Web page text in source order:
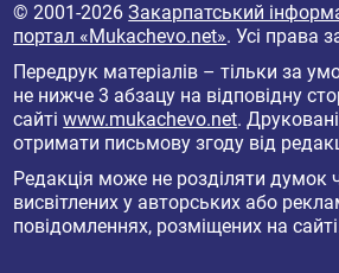
© 2001-2026Закарпатський
портал «Mukachevo.net». Усі права
Передрук матеріалів – тільки за
не нижче 3 абзацу на відповідну
сайтіwww.mukachevo.net.
отримати письмову згоду від
Редакція може не розділяти думок
висвітлених у авторських або
повідомленнях, розміщених на